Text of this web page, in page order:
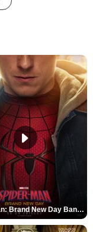
Spider-Man: Brand New Day Bande-annonce VO STFR